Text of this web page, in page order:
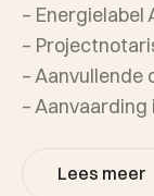
– Energielabel
–
– Aanvullende
– Aanvaarding
Lees meer